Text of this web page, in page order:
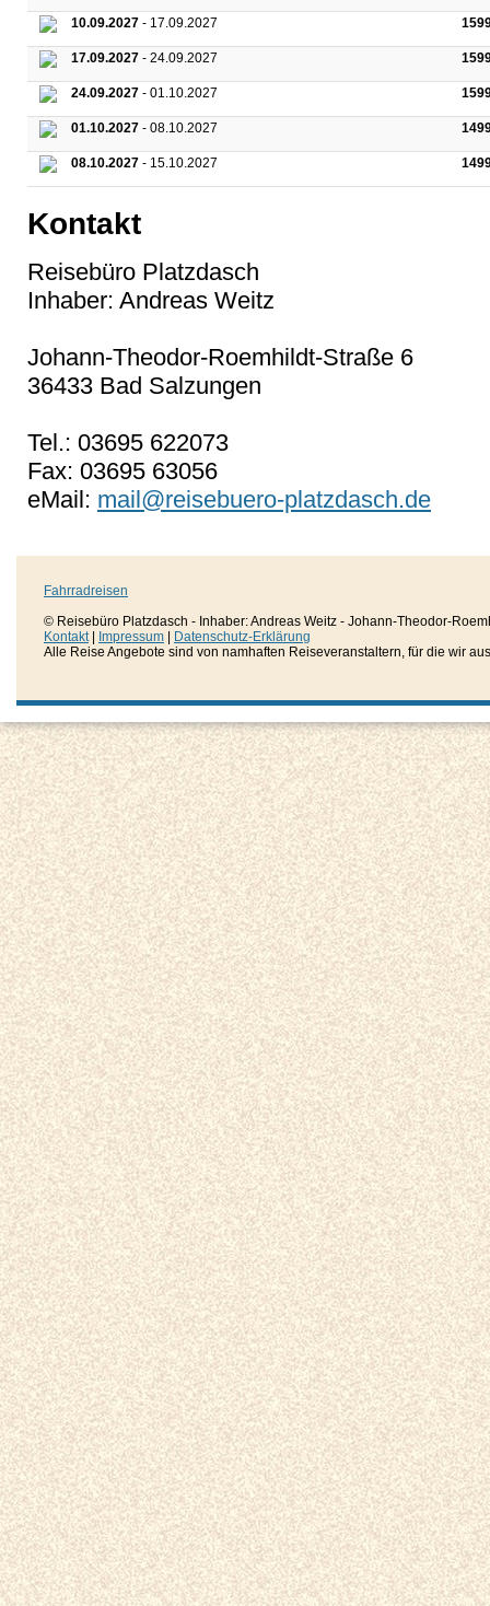
10.09.2027 - 17.09.2027
17.09.2027 - 24.09.2027
24.09.2027 - 01.10.2027
01.10.2027 - 08.10.2027
08.10.2027 - 15.10.2027
Kontakt
Reisebüro Platzdasch
Inhaber: Andreas Weitz
Johann-Theodor-Roemhildt-Straße 6
36433 Bad Salzungen
Tel.: 03695 622073
Fax: 03695 63056
eMail: mail@reisebuero-platzdasch.de
Fahrradreisen
© Reisebüro Platzdasch - Inhaber: Andreas Weitz - Johann-Theodor-
Kontakt| Impressum
Datenschutz-Erklärung
Alle Reise Angebote sind von namhaften Reiseveranstaltern, für die wir